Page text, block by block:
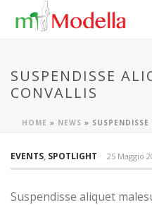
SUSPENDISSE
CONVALLIS
HOME » NEWS »
EVENTS, SPOTLIGHT 25 Maggio
Suspendisse aliquet